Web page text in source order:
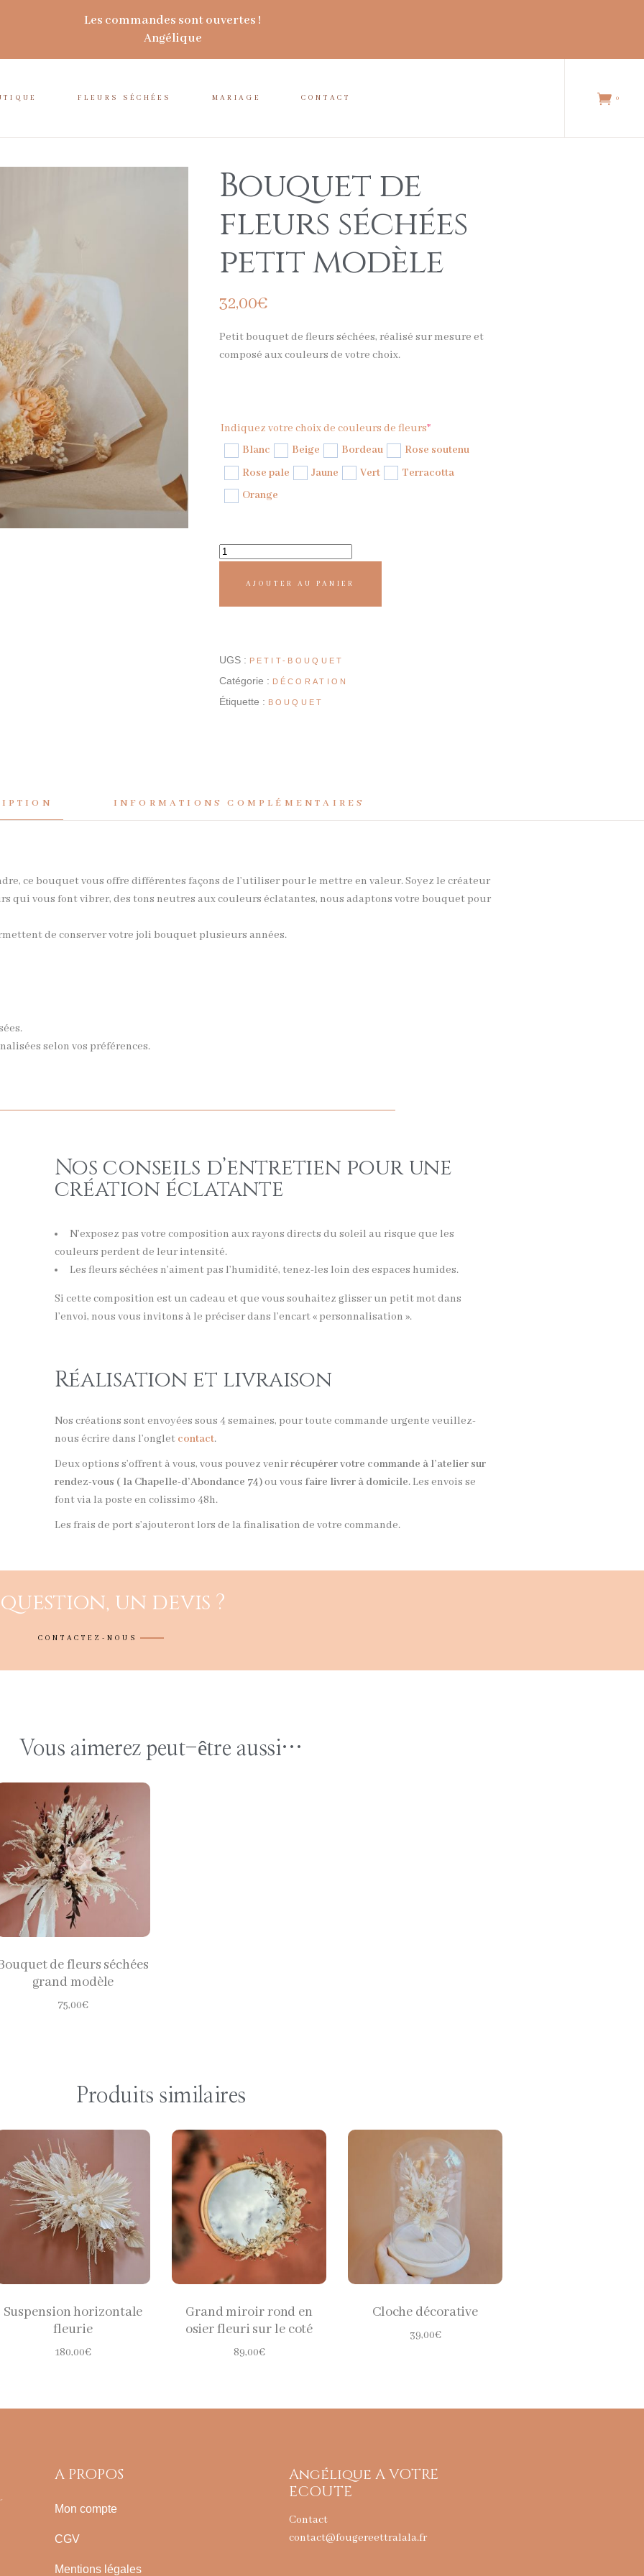
Les commandes sont ouvertes !
Angélique
FLEURS SÉCHÉES MARIAGE CONTACT 0
Bouquet de
fleurs séchées
petit modèle
32,00€
Petit bouquet de fleurs séchées, réalisé sur mesure et
composé aux couleurs de votre choix.
Indiquez votre choix de couleurs de fleurs*
Blanc
Beige Bordeau
Rose soutenu
Rose pale
Jaune Vert
Terracotta
Orange
AJOUTER AU PANIER
UGS : PETIT-BOUQUET
Catégorie : DÉCORATION
Étiquette : BOUQUET
INFORMATIONS COMPLÉMENTAIRES
ce bouquet vous offre différentes façons de l’utiliser pour le mettre en valeur. Soyez le créateur
qui vous font vibrer, des tons neutres aux couleurs éclatantes, nous adaptons votre bouquet pour
de conserver votre joli bouquet plusieurs années.
selon vos préférences.
Nos conseils d’entretien pour une
création éclatante
N’exposez pas votre composition aux rayons directs du soleil au risque que les
couleurs perdent de leur intensité.
Les fleurs séchées n’aiment pas l’humidité, tenez-les loin des espaces humides.
Si cette composition est un cadeau et que vous souhaitez glisser un petit mot dans
l’envoi, nous vous invitons à le préciser dans l’encart « personnalisation ».
Réalisation et livraison
Nos créations sont envoyées sous 4 semaines, pour toute commande urgente veuillez-
nous écrire dans l’onglet contact.
Deux options s’offrent à vous, vous pouvez venirrécupérer votre commande à l’atelier sur
rendez-vous ( la Chapelle-d’Abondance 74)ou vous faire livrer à domicile. Les envois se
font via la poste en colissimo 48h.
Les frais de port s’ajouteront lors de la finalisation de votre commande.
un devis ?
CONTACTEZ-NOUS
Vous aimerez peut-être aussi…
CHOISIR LES
OPTIONS
de fleurs séchées
grand modèle
75,00€
Produits similaires
CHOISIR LES
OPTIONS
Suspension horizontale
fleurie
180,00€
CHOISIR LES
OPTIONS
Grand miroir rond en
osier fleuri sur le coté
89,00€
CHOISIR LES
OPTIONS
Cloche décorative
39,00€
A PROPOS
Mon compte
CGV
Mentions légales
Angélique A VOTRE
ECOUTE
Contact
contact@fougereettralala.fr